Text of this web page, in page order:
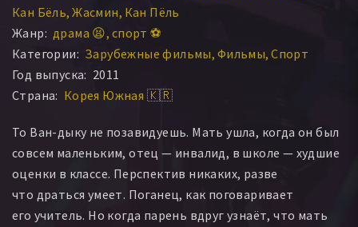
Кан Бёль Жасмин Кан Пёль
Жанр: драма 😫 спорт ⚽
Категории: Зарубежные фильмы Фильмы Спорт
Год выпуска: 2011
Страна: Корея Южная 🇰🇷
То Ван-дыку не позавидуешь. Мать ушла, когда он был
совсем маленьким, отец — инвалид, в школе — худшие
оценки в классе. Перспектив никаких, разве
что драться умеет. Поганец, как поговаривает
его учитель. Но когда парень вдруг узнаёт, что мать